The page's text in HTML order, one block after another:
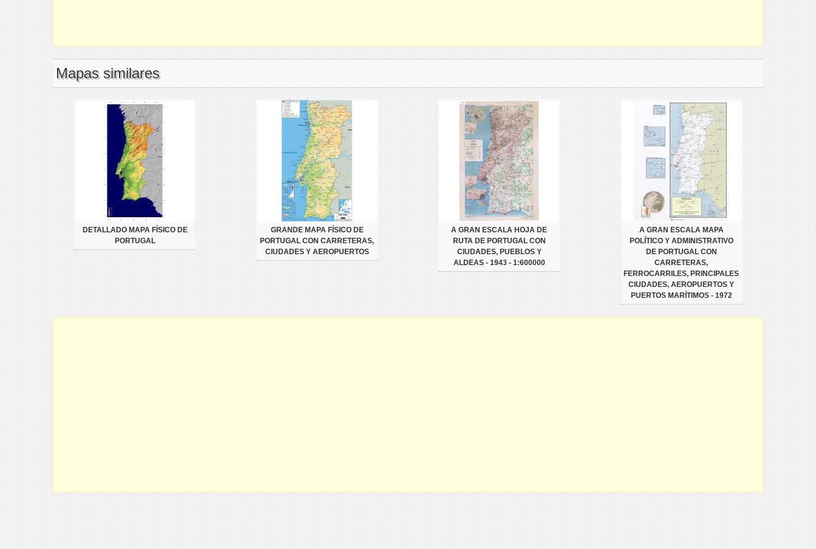
Mapas similares
DETALLADO MAPA FÍSICO DE
PORTUGAL
GRANDE MAPA FÍSICO DE
PORTUGAL CON CARRETERAS,
CIUDADES Y AEROPUERTOS
A GRAN ESCALA HOJA DE
RUTA DE PORTUGAL CON
CIUDADES, PUEBLOS Y
ALDEAS - 1943 - 1:600000
A GRAN ESCALA MAPA
POLÍTICO Y ADMINISTRATIVO
DE PORTUGAL CON
CARRETERAS,
FERROCARRILES, PRINCIPALES
CIUDADES, AEROPUERTOS Y
PUERTOS MARÍTIMOS - 1972